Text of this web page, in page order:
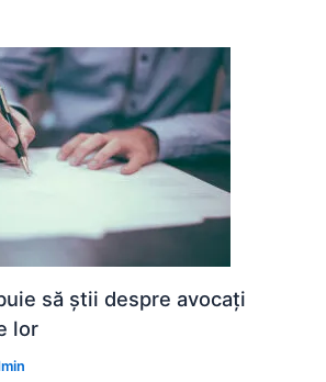
să știi despre avocați
lor